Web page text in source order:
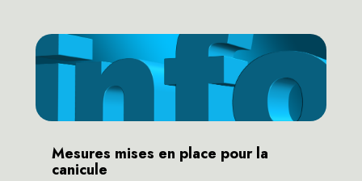
Mesures mises en place pour la
canicule